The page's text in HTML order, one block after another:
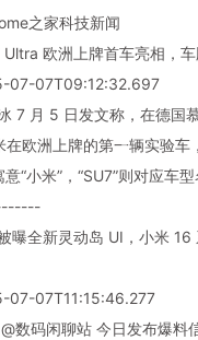
之家科技新闻
欧洲上牌首车亮相，
07-07T09:12:32.697
7 月 5 日发文称，在德国
在欧洲上牌的第一辆实验车
“小米”，“SU7”则对应车型
曝全新灵动岛 UI，小米 16
07-07T11:15:46.277
数码闲聊站 今日发布爆料